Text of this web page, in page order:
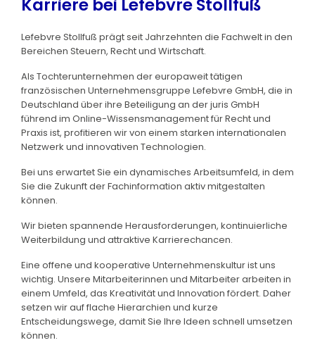
Karriere bei Lefebvre Stollfuß
Lefebvre Stollfuß prägt seit Jahrzehnten die Fachwelt in den
Bereichen Steuern, Recht und Wirtschaft.
Als Tochterunternehmen der europaweit tätigen
französischen Unternehmensgruppe Lefebvre GmbH, die in
Deutschland über ihre Beteiligung an der juris GmbH
führend im Online-Wissensmanagement für Recht und
Praxis ist, profitieren wir von einem starken internationalen
Netzwerk und innovativen Technologien.
Bei uns erwartet Sie ein dynamisches Arbeitsumfeld, in dem
Sie die Zukunft der Fachinformation aktiv mitgestalten
können.
Wir bieten spannende Herausforderungen, kontinuierliche
Weiterbildung und attraktive Karrierechancen.
Eine offene und kooperative Unternehmenskultur ist uns
wichtig. Unsere Mitarbeiterinnen und Mitarbeiter arbeiten in
einem Umfeld, das Kreativität und Innovation fördert. Daher
setzen wir auf flache Hierarchien und kurze
Entscheidungswege, damit Sie Ihre Ideen schnell umsetzen
können.